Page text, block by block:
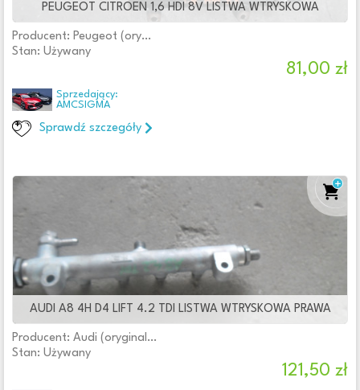
Oferta
Firma
Osoba prywatna
Nowy
O - oryginał z logo producenta samochodu (OE)
Typ samochodu
Samochody osobowe
Samochody dostawcze
Samochody ciężarowe
Samochody kempingowe
Producent części
PEUGEOT CITROEN 1,6 HDI 8V LISTWA WTRYSKOWA
Producent: Peugeot (oryginalne OE)
Stan: Używany
81,00 zł
Sprzedający:
AMCSIGMA
Sprawdź szczegóły
AUDI A8 4H D4 LIFT 4.2 TDI LISTWA WTRYSKOWA PRAWA
Producent: Audi (oryginalne OE)
Stan: Używany
121,50 zł